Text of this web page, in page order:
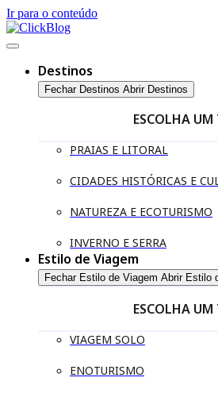
Ir para o conteúdo
Destinos
Fechar Destinos Abrir Destinos
ESCOLHA UM
PRAIAS E LITORAL
CIDADES HISTÓRICAS E
NATUREZA E ECOTURISMO
INVERNO E SERRA
Estilo de Viagem
Fechar Estilo de Viagem Abrir Estilo
ESCOLHA UM
VIAGEM SOLO
ENOTURISMO